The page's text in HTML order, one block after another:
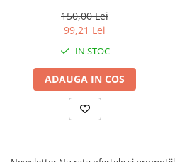
150,00 Lei
99,21 Lei
IN STOC
ADAUGA IN COS